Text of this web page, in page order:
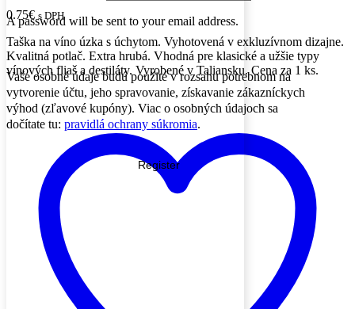
A password will be sent to your email address.
Vaše osobné údaje budú použité v rozsahu potrebnom na
vytvorenie účtu, jeho spravovanie, získavanie zákazníckych
výhod (zľavové kupóny). Viac o osobných údajoch sa
dočítate tu: pravidlá ochrany súkromia.
Register
0.75€ s DPH
Taška na víno úzka s úchytom. Vyhotovená v exkluzívnom dizajne.
Kvalitná potlač. Extra hrubá. Vhodná pre klasické a užšie typy
vínových fliaš a destiláty. Vyrobené v Taliansku. Cena za 1 ks.